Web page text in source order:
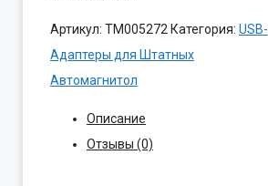
Артикул: ТМ005272 Категория: USB-
Адаптеры для Штатных
Автомагнитол
Описание
Отзывы (0)